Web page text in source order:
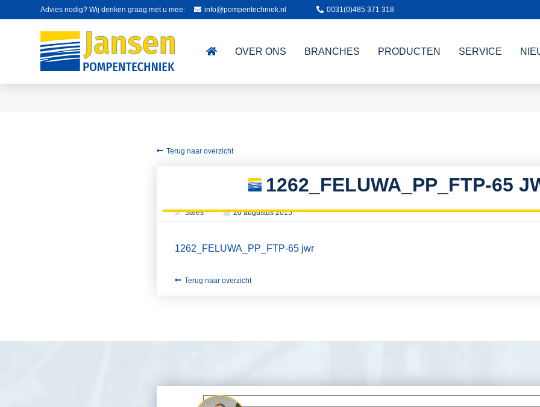
Advies nodig? Wij denken graag met u mee: info@pompentechniek.nl 0031(0)485 371 318
OVER ONS BRANCHES PRODUCTEN SERVICE
Terug naar overzicht
1262_FELUWA_PP_FTP-65
Sales 20 augustus 2015
1262_FELUWA_PP_FTP-65 jwr
Terug naar overzicht